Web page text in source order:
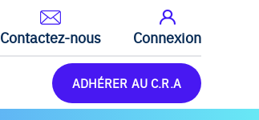
Contactez-nous Connexion
ADHÉRER AU C.R.A